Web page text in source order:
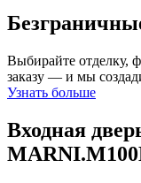
Выбирайте отделку,
заказу — и мы
Узнать больше
Входная